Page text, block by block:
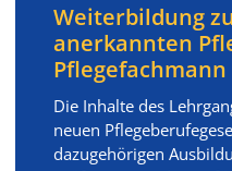
Weiterbildung
anerkannten
Pflegefachmann
Die Inhalte des
neuen
dazugehörigen